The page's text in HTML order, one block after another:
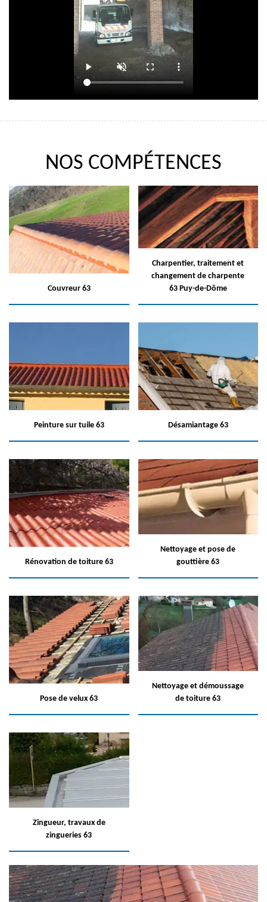
NOS COMPÉTENCES
Couvreur 63
Charpentier, traitement et
changement de charpente
63 Puy-de-Dôme
Peinture sur tuile 63 Désamiantage 63
Rénovation de toiture 63
Nettoyage et pose de
gouttière 63
Pose de velux 63
Nettoyage et démoussage
de toiture 63
Zingueur, travaux de
zingueries 63